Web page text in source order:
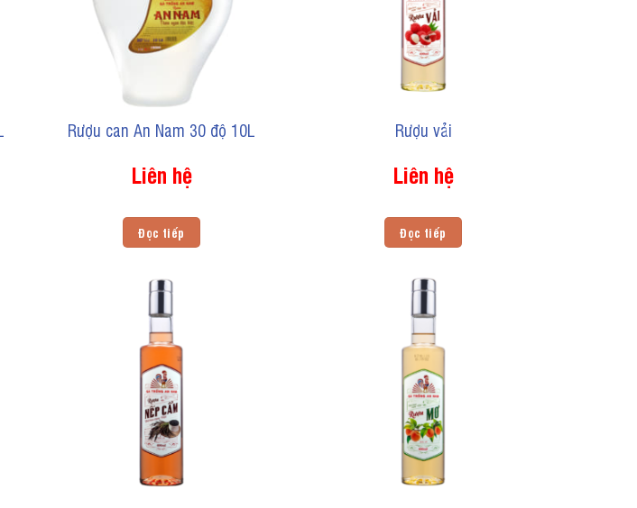
Rượu can An Nam 30 độ 10L
Liên hệ
Đọc tiếp
Rượu vải
Liên hệ
Đọc tiếp